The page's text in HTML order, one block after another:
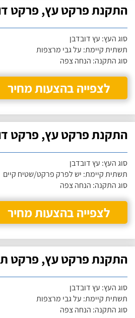
התקנת פרקט עץ, פרקט
סוג העץ: עץ דובדבן
תשתית קיימת: על גבי מרצפות
סוג התקנה: הנחה צפה
לצפייה בהצעות מחיר
התקנת פרקט עץ, פרקט
סוג העץ: עץ דובדבן
תשתית קיימת: יש לפרק פרקט/שטיח קיים
סוג התקנה: הנחה צפה
לצפייה בהצעות מחיר
התקנת פרקט עץ, פרקט
סוג העץ: עץ דובדבן
תשתית קיימת: על גבי מרצפות
סוג התקנה: הנחה צפה